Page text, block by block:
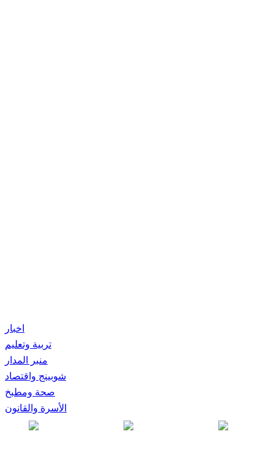
اخبار
تربية وتعليم
منبر المدار
شوبينج واقتصاد
صحة ومطبخ
الأسرة والقانون